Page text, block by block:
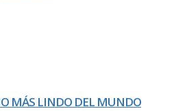
MÁS LINDO DEL MUNDO